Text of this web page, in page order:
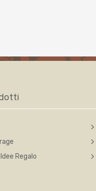
Regalo